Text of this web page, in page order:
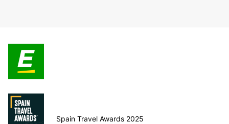
Spain Travel Awards 2025